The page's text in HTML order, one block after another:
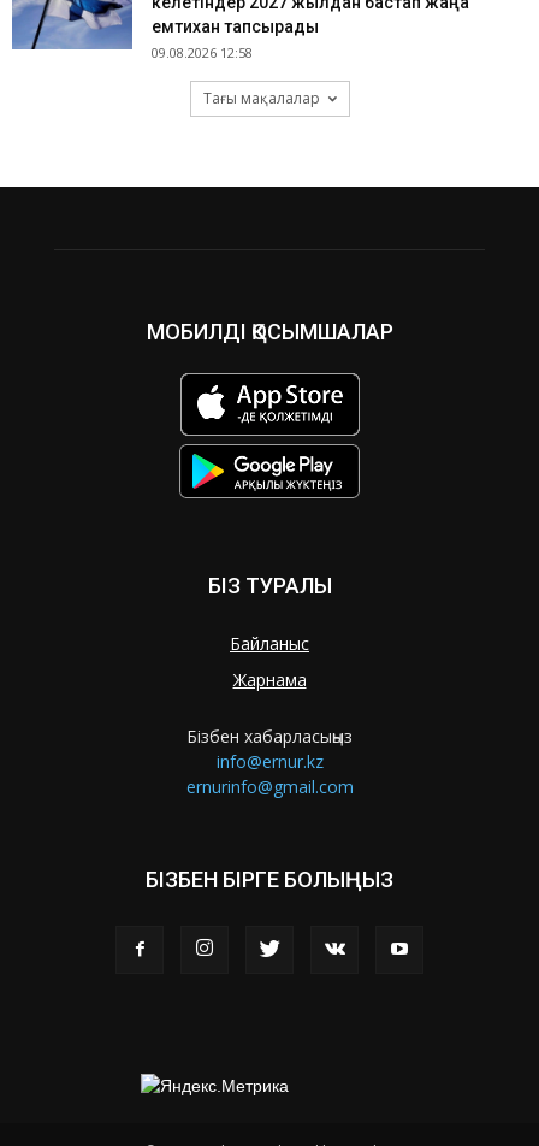
емтихан тапсырады
09.08.2026 12:58
Тағы мақалалар
МОБИЛДІ ҚОСЫМШАЛАР
БІЗ ТУРАЛЫ
Байланыс
Жарнама
Бізбен хабарласыңыз
info@ernur.kz
ernurinfo@gmail.com
БІЗБЕН БІРГЕ БОЛЫҢЫЗ